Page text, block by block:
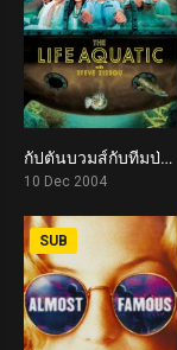
7.3กัปตันบวมส์กับทีมป่วนสมุทร The Life Aquatic with Steve Zissou (2004)
10 Dec 2004
SUB